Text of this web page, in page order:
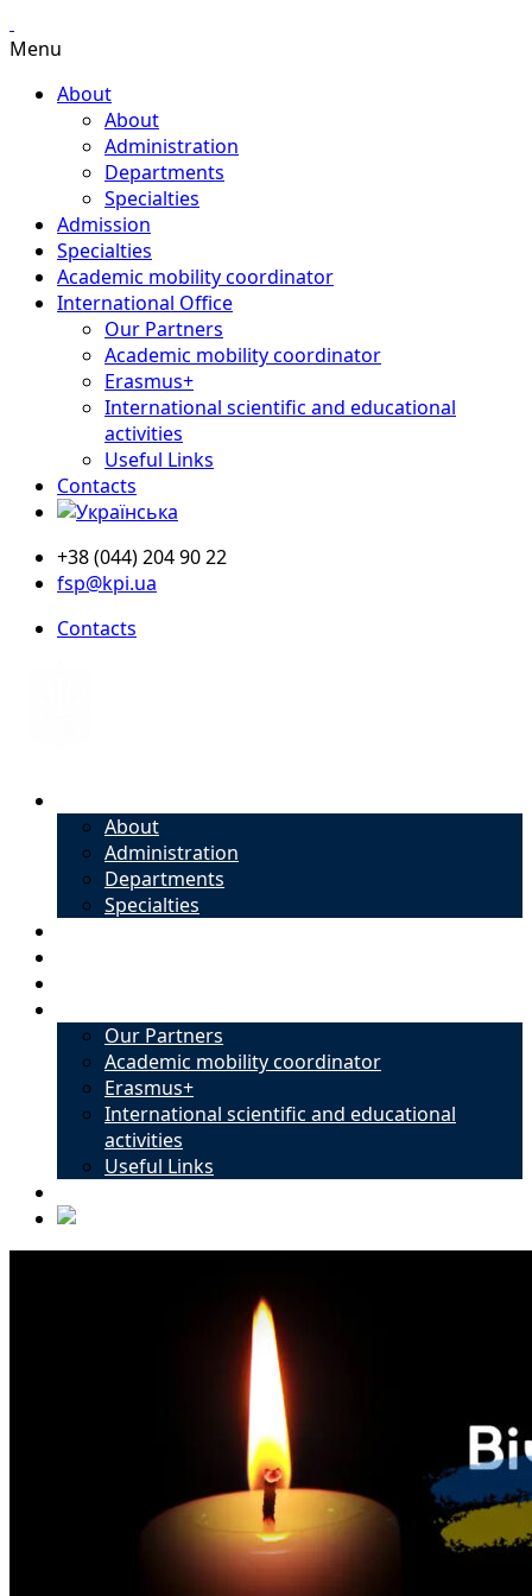
Menu
About
About
Administration
Departments
Specialties
Admission
Specialties
Academic mobility coordinator
International Office
Our Partners
Academic mobility coordinator
Erasmus+
International scientific and educational
activities
Useful Links
Contacts
+38 (044) 204 90 22
fsp@kpi.ua
Contacts
About
Administration
Departments
Specialties
Our Partners
Academic mobility coordinator
Erasmus+
International scientific and educational
activities
Useful Links